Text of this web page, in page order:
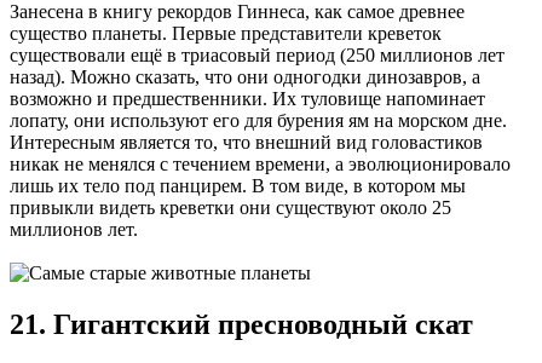
Занесена в книгу рекордов Гиннеса, как самое древнее
существо планеты. Первые представители креветок
существовали ещё в триасовый период (250 миллионов лет
назад). Можно сказать, что они одногодки динозавров, а
возможно и предшественники. Их туловище напоминает
лопату, они используют его для бурения ям на морском дне.
Интересным является то, что внешний вид головастиков
никак не менялся с течением времени, а эволюционировало
лишь их тело под панцирем. В том виде, в котором мы
привыкли видеть креветки они существуют около 25
миллионов лет.
21. Гигантский пресноводный скат